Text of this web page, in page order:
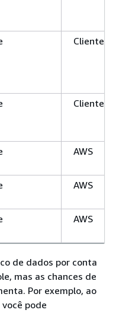
Cliente
Cliente
AWS
AWS
AWS
de dados por conta
mas as chances de
Por exemplo, ao
pode